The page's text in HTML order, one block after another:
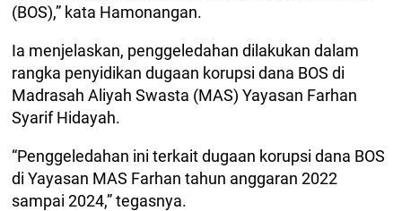
(BOS),” kata Hamonangan.
Ia menjelaskan, penggeledahan dilakukan dalam
rangka penyidikan dugaan korupsi dana BOS di
Madrasah Aliyah Swasta (MAS) Yayasan Farhan
Syarif Hidayah.
“Penggeledahan ini terkait dugaan korupsi dana BOS
di Yayasan MAS Farhan tahun anggaran 2022
sampai 2024,” tegasnya.